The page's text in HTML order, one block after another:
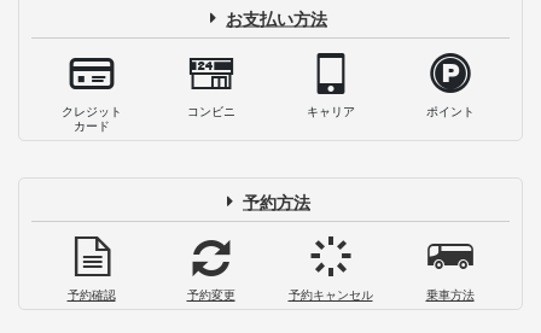
お支払い方法
クレジット
カード
コンビニ キャリア ポイント
予約方法
予約確認 予約変更 予約キャンセル 乗車方法